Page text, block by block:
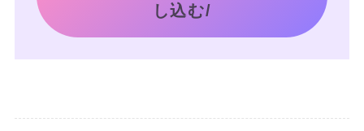
し込む/